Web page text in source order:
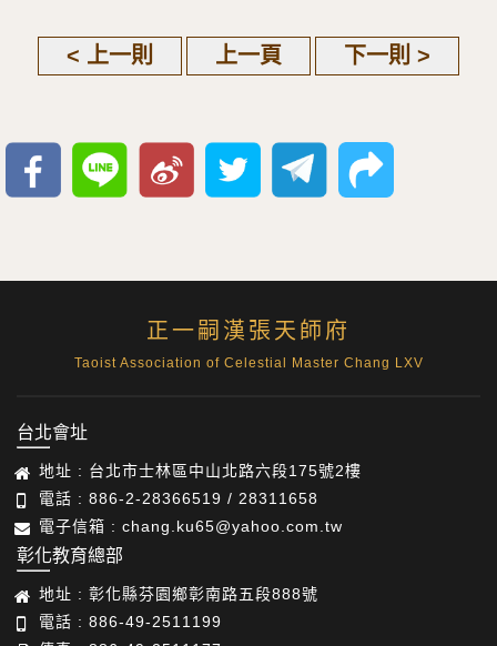
< 上一則 上一頁 下一則 >
正一嗣漢張天師府
Taoist Association of Celestial Master Chang LXV
台北會址
地址 : 台北市士林區中山北路六段175號2樓
電話 : 886-2-28366519 / 28311658
電子信箱 : chang.ku65@yahoo.com.tw
彰化教育總部
地址 : 彰化縣芬園鄉彰南路五段888號
電話 : 886-49-2511199